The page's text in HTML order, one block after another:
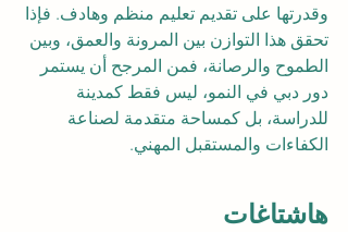
وقدرتها على تقديم تعليم منظم وهادف. فإذا
تحقق هذا التوازن بين المرونة والعمق، وبين
الطموح والرصانة، فمن المرجح أن يستمر
دور دبي في النمو، ليس فقط كمدينة
للدراسة، بل كمساحة متقدمة لصناعة
الكفاءات والمستقبل المهني.
هاشتاغات